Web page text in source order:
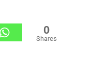
0
Shares